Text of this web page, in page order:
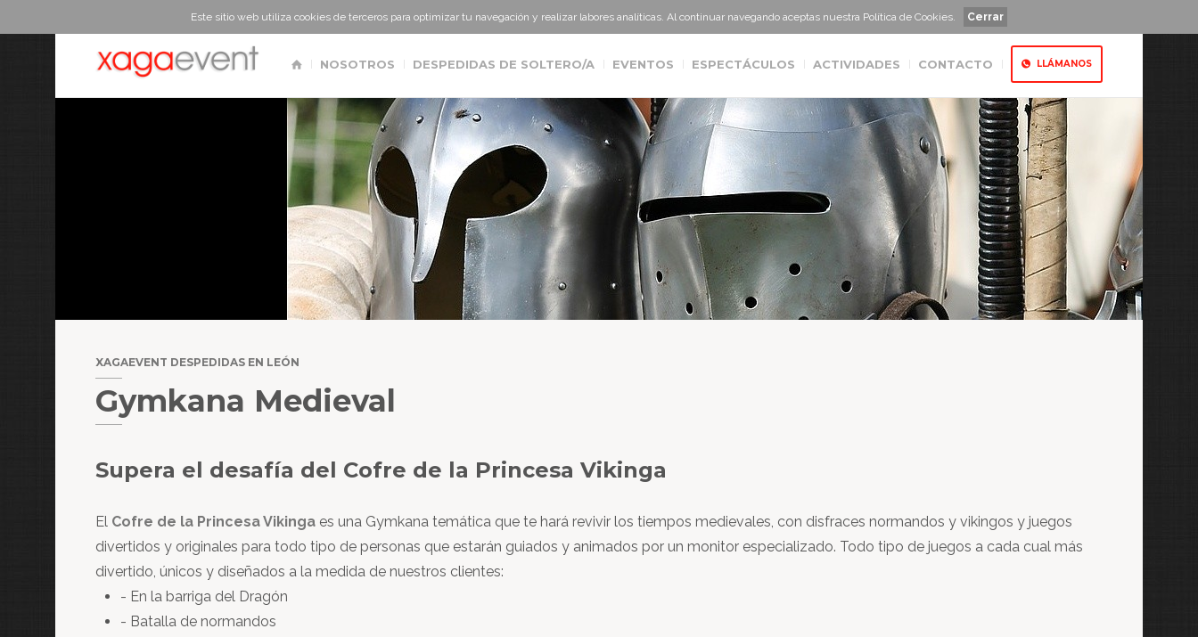
Este sitio web utiliza cookies de terceros para optimizar tu navegación y realizar labores analíticas. Al continuar navegando aceptas nuestra Política de Cookies. Cerrar
NOSOTROS DESPEDIDAS DE SOLTERO/A EVENTOS ESPECTÁCULOS ACTIVIDADES CONTACTO LLÁMANOS
XAGAEVENT DESPEDIDAS EN LEÓN
Gymkana Medieval
Supera el desafía del Cofre de la Princesa Vikinga
El Cofre de la Princesa Vikinga es una Gymkana temática que te hará revivir los tiempos medievales, con disfraces normandos y vikingos y juegos
divertidos y originales para todo tipo de personas que estarán guiados y animados por un monitor especializado. Todo tipo de juegos a cada cual más
divertido, únicos y diseñados a la medida de nuestros clientes:
- En la barriga del Dragón
- Batalla de normandos